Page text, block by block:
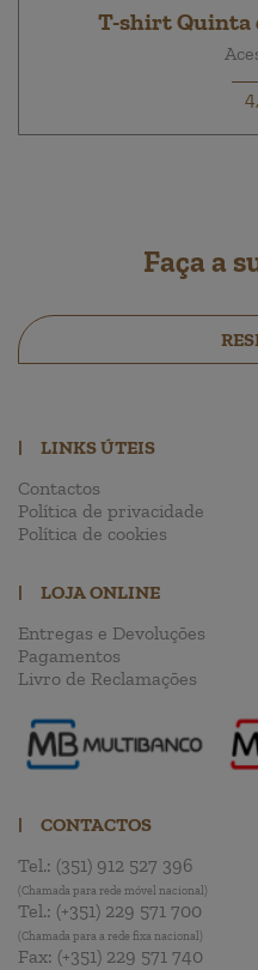
T-shirt Quinta
Faça a
|
LINKS ÚTEIS
Contactos
Política de privacidade
Política de cookies
|
LOJA ONLINE
Entregas e Devoluções
Pagamentos
Livro de Reclamações
|
CONTACTOS
Tel.: (351) 912 527 396
(Chamada para rede móvel nacional)
Tel.: (+351) 229 571 700
(Chamada para a rede fixa nacional)
Fax: (+351) 229 571 740